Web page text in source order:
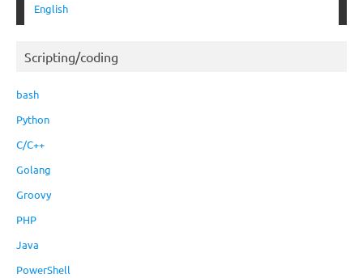
English
Scripting/coding
bash
Python
C/C++
Golang
Groovy
PHP
Java
PowerShell